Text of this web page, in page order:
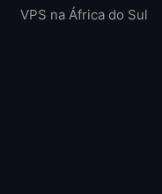
VPS na África do Sul